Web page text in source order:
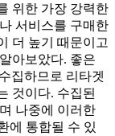
위한 가장 강력한
서비스를 구매한
더 높기 때문이고
아보았다. 좋은
집하므로 리타겟
것이다. 수집된
나중에 이러한
에 통합될 수 있